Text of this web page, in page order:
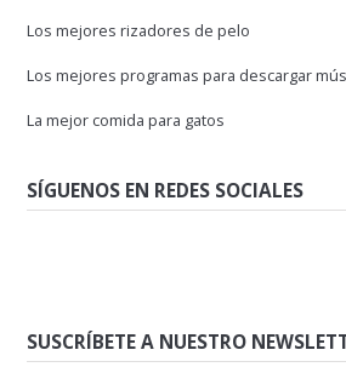
Los mejores rizadores de pelo
Los mejores programas para descargar
La mejor comida para gatos
SÍGUENOS EN REDES SOCIALES
SUSCRÍBETE A NUESTRO